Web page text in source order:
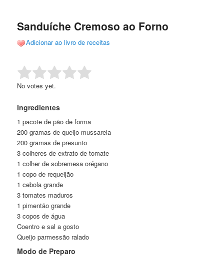
conteúdo
conteúdo
Sanduíche Cremoso ao Forno
Adicionar ao livro de receitas
Rate this item: Submit Rating
No votes yet.
Ingredientes
1 pacote de pão de forma
200 gramas de queijo mussarela
200 gramas de presunto
3 colheres de extrato de tomate
1 colher de sobremesa orégano
1 copo de requeijão
1 cebola grande
3 tomates maduros
1 pimentão grande
3 copos de água
Coentro e sal a gosto
Queijo parmessão ralado
Modo de Preparo